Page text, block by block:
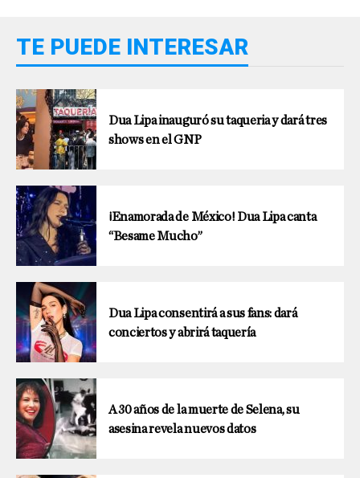
TE PUEDE INTERESAR
Dua Lipa inauguró su taqueria y dará tres
shows en el GNP
¡Enamorada de México! Dua Lipa canta
“Besame Mucho”
Dua Lipa consentirá a sus fans: dará
conciertos y abrirá taquería
A 30 años de la muerte de Selena, su
asesina revela nuevos datos